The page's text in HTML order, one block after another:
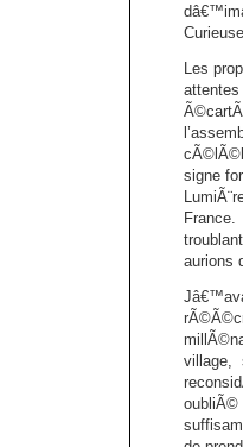
Les
signe
aurions
village,
oubliÃ©